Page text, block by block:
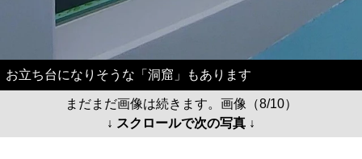
お立ち台になりそうな「洞窟」もあります
まだまだ画像は続きます。画像（8/10）
↓ スクロールで次の写真 ↓